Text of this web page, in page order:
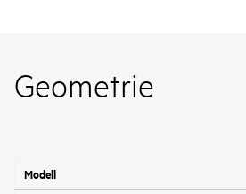
Geometrie
Modell